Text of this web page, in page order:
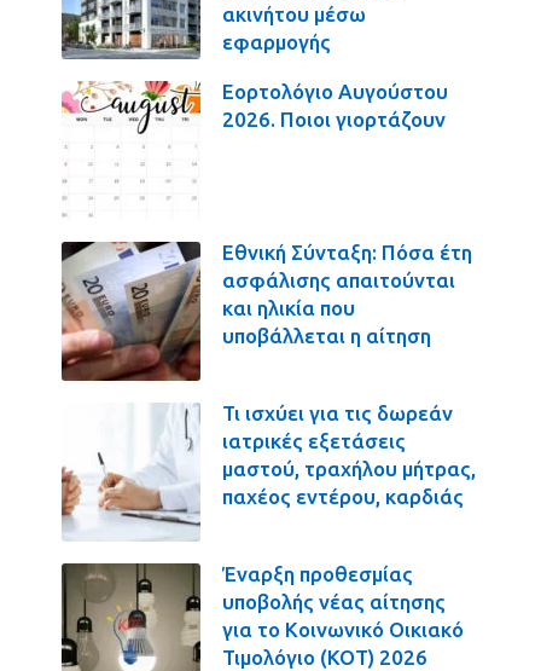
ακινήτου μέσω
εφαρμογής
Εορτολόγιο Αυγούστου
2026. Ποιοι γιορτάζουν
Εθνική Σύνταξη: Πόσα έτη
ασφάλισης απαιτούνται
και ηλικία που
υποβάλλεται η αίτηση
Τι ισχύει για τις δωρεάν
ιατρικές εξετάσεις
μαστού, τραχήλου μήτρας,
παχέος εντέρου, καρδιάς
Έναρξη προθεσμίας
υποβολής νέας αίτησης
για το Κοινωνικό Οικιακό
Τιμολόγιο (ΚΟΤ) 2026